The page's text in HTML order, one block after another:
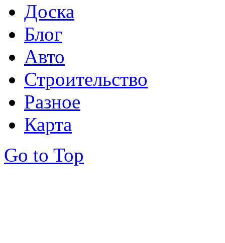
Доска
Блог
Авто
Строительство
Разное
Карта
Go to Top